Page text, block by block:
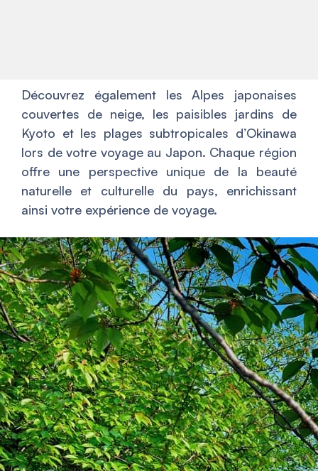
Découvrez également les Alpes japonaises
couvertes de neige, les paisibles jardins de
Kyoto et les plages subtropicales d’Okinawa
lors de votre voyage au Japon. Chaque région
offre une perspective unique de la beauté
naturelle et culturelle du pays, enrichissant
ainsi votre expérience de voyage.